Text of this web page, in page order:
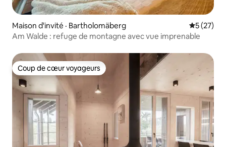
Maison d'invité · Bartholomäberg Note
5 (27)
Am Walde : refuge de montagne avec vue imprenable
Coup de cœur voyageurs
Coup de cœur voyageurs